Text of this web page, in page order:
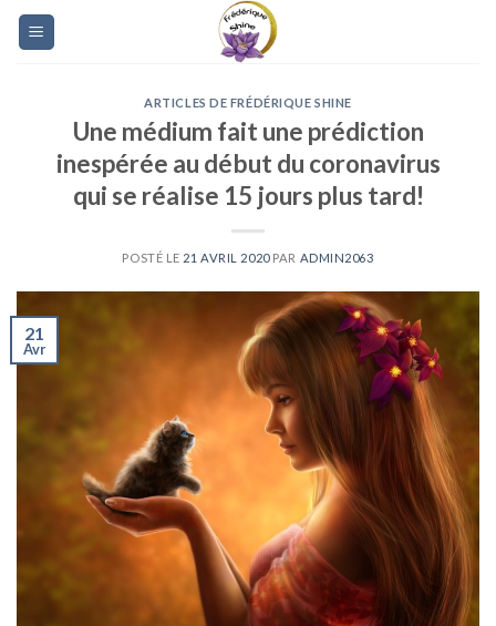
Skip
ARTICLES DE FRÉDÉRIQUE SHINE
Une médium fait une prédiction
inespérée au début du coronavirus
qui se réalise 15 jours plus tard!
POSTÉ LE 21 AVRIL 2020PAR ADMIN2063
21
Avr